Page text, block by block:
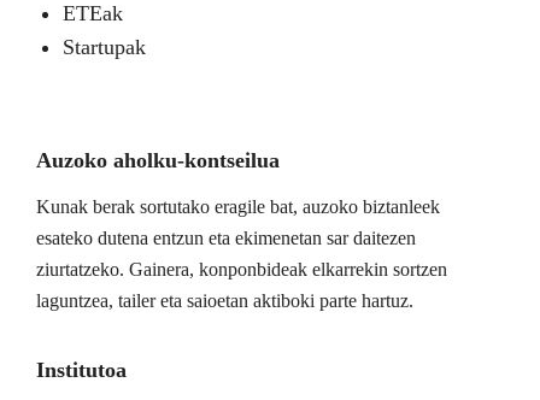
ETEak
Startupak
Auzoko aholku-kontseilua
Kunak berak sortutako eragile bat, auzoko biztanleek
esateko dutena entzun eta ekimenetan sar daitezen
ziurtatzeko. Gainera, konponbideak elkarrekin sortzen
laguntzea, tailer eta saioetan aktiboki parte hartuz.
Institutoa